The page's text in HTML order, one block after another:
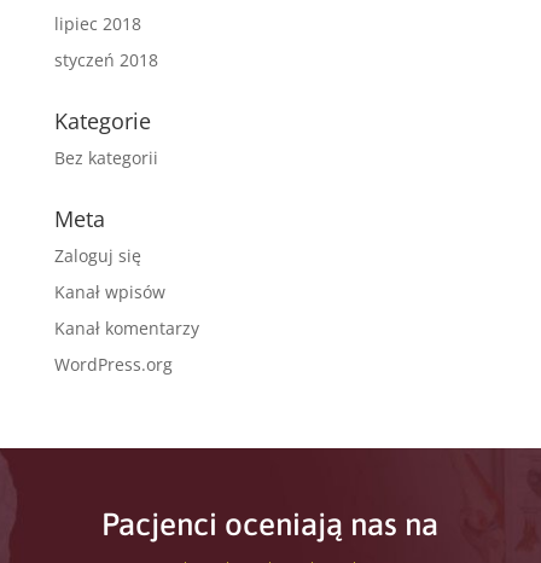
lipiec 2018
styczeń 2018
Kategorie
Bez kategorii
Meta
Zaloguj się
Kanał wpisów
Kanał komentarzy
WordPress.org
Pacjenci oceniają nas na